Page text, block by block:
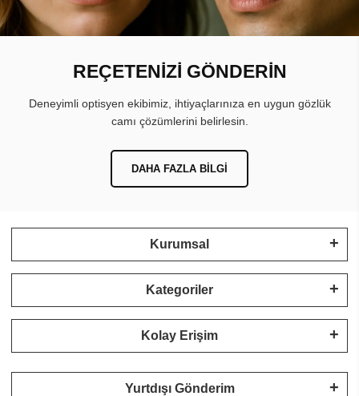
REÇETENİZİ GÖNDERİN
Deneyimli optisyen ekibimiz, ihtiyaçlarınıza en uygun gözlük
camı çözümlerini belirlesin.
DAHA FAZLA BILGI
Kurumsal
Kategoriler
Kolay Erişim
Yurtdışı Gönderim